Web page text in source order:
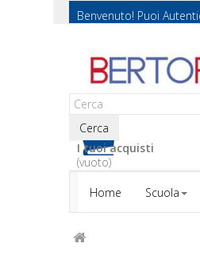
Benvenuto! Puoi
Cerca
I tuoi acquisti
(vuoto)
Home
Scuola